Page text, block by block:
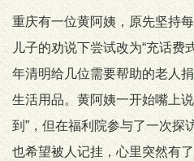
重庆有一位黄阿姨，原先坚持
儿子的劝说下尝试改为“充话费
年清明给几位需要帮助的老人
生活用品。黄阿姨一开始嘴上
到”，但在福利院参与了一次探
也希望被人记挂，心里突然有